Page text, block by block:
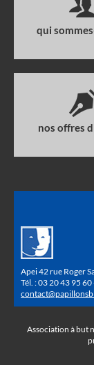
qui
nos offres
Apei 42 rue Roger
Tél. : 03 20 43 95
Association à but